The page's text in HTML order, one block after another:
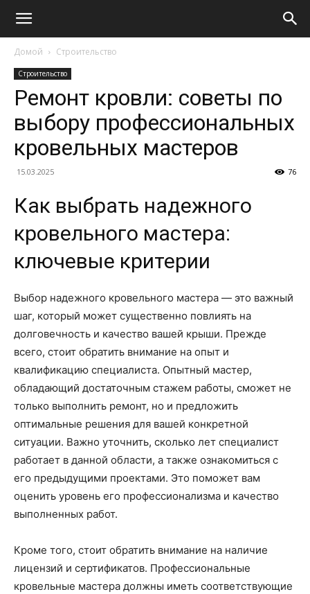
Домой Строительство
Строительство
Ремонт кровли: советы по
выбору профессиональных
кровельных мастеров
15.03.2025 76
Как выбрать надежного
кровельного мастера:
ключевые критерии
Выбор надежного кровельного мастера — это важный
шаг, который может существенно повлиять на
долговечность и качество вашей крыши. Прежде
всего, стоит обратить внимание на опыт и
квалификацию специалиста. Опытный мастер,
обладающий достаточным стажем работы, сможет не
только выполнить ремонт, но и предложить
оптимальные решения для вашей конкретной
ситуации. Важно уточнить, сколько лет специалист
работает в данной области, а также ознакомиться с
его предыдущими проектами. Это поможет вам
оценить уровень его профессионализма и качество
выполненных работ.
Кроме того, стоит обратить внимание на наличие
лицензий и сертификатов. Профессиональные
кровельные мастера должны иметь соответствующие